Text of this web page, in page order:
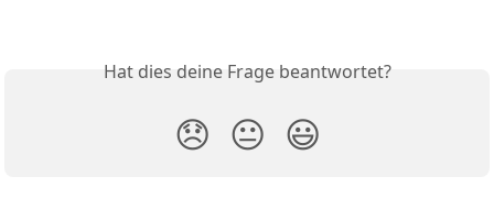
Hat dies deine Frage beantwortet?
😞 😐 😃